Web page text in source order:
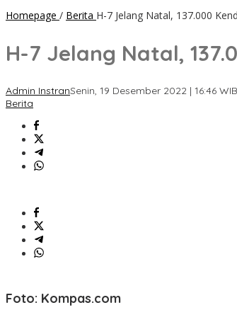
Homepage / Berita H-7 Jelang Natal, 137.000
H-7 Jelang Natal,
Admin InstranSenin, 19 Desember 2022 | 16:46 WIB
Berita
Foto: Kompas.com